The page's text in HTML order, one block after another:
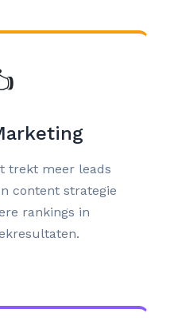
trekt meer leads
content strategie
rankings in